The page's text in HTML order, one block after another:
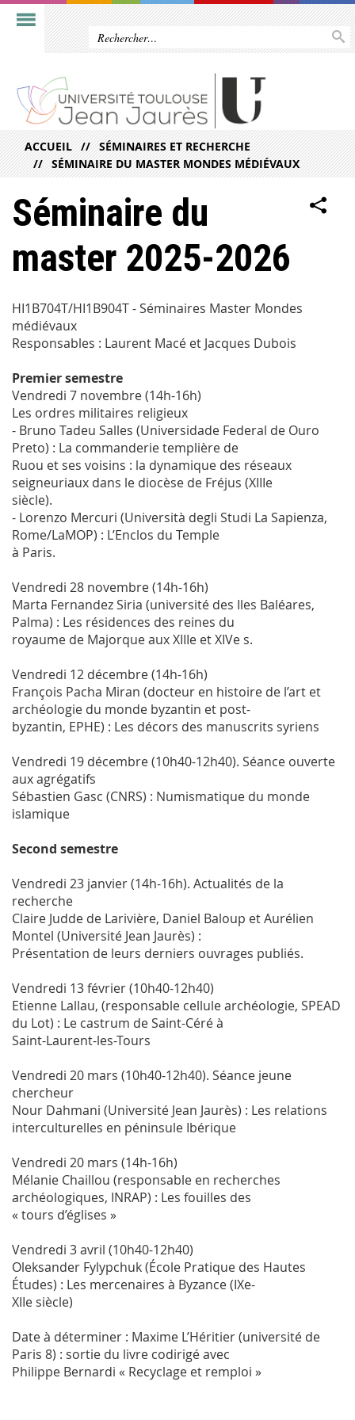
ACCUEIL
SÉMINAIRES ET RECHERCHE
SÉMINAIRE DU MASTER MONDES MÉDIÉVAUX
Séminaire du
master 2025-2026
HI1B704T/HI1B904T - Séminaires Master Mondes
médiévaux
Responsables : Laurent Macé et Jacques Dubois
Premier semestre
Vendredi 7 novembre (14h-16h)
Les ordres militaires religieux
- Bruno Tadeu Salles (Universidade Federal de Ouro
Preto) : La commanderie templière de
Ruou et ses voisins : la dynamique des réseaux
seigneuriaux dans le diocèse de Fréjus (XIIIe
siècle).
- Lorenzo Mercuri (Università degli Studi La Sapienza,
Rome/LaMOP) : L’Enclos du Temple
à Paris.
Vendredi 28 novembre (14h-16h)
Marta Fernandez Siria (université des Iles Baléares,
Palma) : Les résidences des reines du
royaume de Majorque aux XIIIe et XIVe s.
Vendredi 12 décembre (14h-16h)
François Pacha Miran (docteur en histoire de l’art et
archéologie du monde byzantin et post-
byzantin, EPHE) : Les décors des manuscrits syriens
Vendredi 19 décembre (10h40-12h40). Séance ouverte
aux agrégatifs
Sébastien Gasc (CNRS) : Numismatique du monde
islamique
Second semestre
Vendredi 23 janvier (14h-16h). Actualités de la
recherche
Claire Judde de Larivière, Daniel Baloup et Aurélien
Montel (Université Jean Jaurès) :
Présentation de leurs derniers ouvrages publiés.
Vendredi 13 février (10h40-12h40)
Etienne Lallau, (responsable cellule archéologie, SPEAD
du Lot) : Le castrum de Saint-Céré à
Saint-Laurent-les-Tours
Vendredi 20 mars (10h40-12h40). Séance jeune
chercheur
Nour Dahmani (Université Jean Jaurès) : Les relations
interculturelles en péninsule Ibérique
Vendredi 20 mars (14h-16h)
Mélanie Chaillou (responsable en recherches
archéologiques, INRAP) : Les fouilles des
« tours d’églises »
Vendredi 3 avril (10h40-12h40)
Oleksander Fylypchuk (École Pratique des Hautes
Études) : Les mercenaires à Byzance (IXe-
XIIe siècle)
Date à déterminer : Maxime L’Héritier (université de
Paris 8) : sortie du livre codirigé avec
Philippe Bernardi « Recyclage et remploi »